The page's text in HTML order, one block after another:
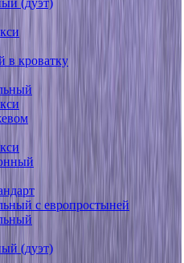
(дуэт)
в кроватку
с европростыней
(дуэт)